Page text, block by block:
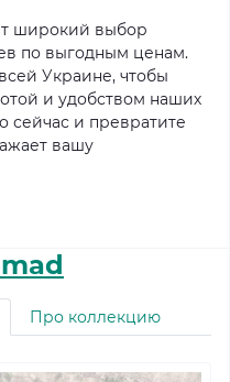
широкий выбор
по выгодным ценам.
Украине, чтобы
и удобством наших
сейчас и превратите
вашу
Про коллекцию